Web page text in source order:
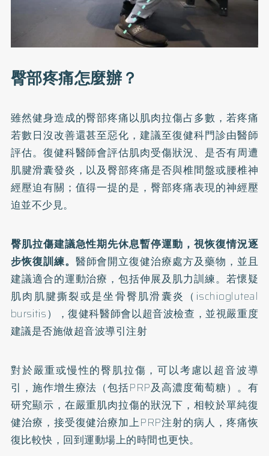
臀部疼痛怎麼辦？
雖然健身造成的臀部疼痛以肌肉拉傷占多數，若疼痛
若數日沒改善還甚至惡化，建議至復健科門診由醫師
評估。復健科醫師會評估肌肉受傷狀況、是否有周遭
肌腱滑囊發炎，以及臀部疼痛是否與椎間盤或腰椎神
經壓迫有關；值得一提的是，臀部疼痛表現的神經壓
迫並不少見。
臀肌拉傷建議急性期先休息暫停運動，視恢復情況逐
步恢復訓練。 醫師會開立復健治療處方及藥物，並且
建議適合的運動治療，包括伸展及肌力訓練。若懷疑
肌肉肌腱撕裂或是坐骨臀肌滑囊炎（ischiogluteal
bursitis），復健科醫師會以超音波檢查，並視嚴重度
建議是否施做超音波導引注射
對於嚴重或慢性的臀肌拉傷，可以考慮以超音波導
引，施作增生療法（包括PRP及高濃度葡萄糖）。有
研究顯示，在嚴重肌肉拉傷的狀況下，相較於單純復
健治療，接受復健治療加上PRP注射的病人，疼痛恢
復比較快，回到運動場上的時間也更快。